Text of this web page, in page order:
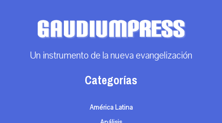
Un instrumento de la nueva evangelización
Categorías
América Latina